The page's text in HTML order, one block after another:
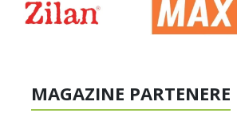
MAGAZINE PARTENERE